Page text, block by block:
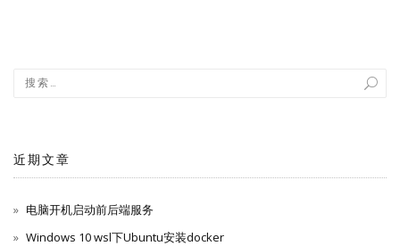
近期文章
电脑开机启动前后端服务
Windows 10 wsl下Ubuntu安装docker